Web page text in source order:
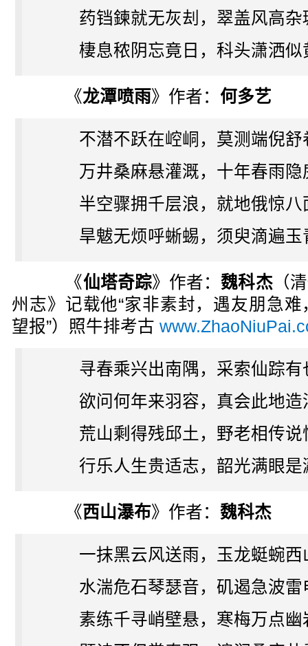
药铛鍊就无灰刦，翠盖风高杂
棲息秾阴忘竟日，科头潇洒似
《龙潭喷雨》作者： 何多艺
不潜不跃在崆峒，莫测端倪舒
万井桑麻悬灌溉，十年春雨隐
半空骤拥千层浪，就地俄惊八
旱魃无烦呼蜥蜴，须臾滴遍玉
《仙塔奇踪》作者：魏科杰（
州志》记载他“家非素封，遇友朋急
望报”）照牛排考古
寻春乘兴出南隅，采索仙踪有
欲问何年来羽容，真会此地造
荒山剩得残邱土，野老相传说
行乐人生贵适志，韶光满眼是
《西山瀑布》作者：魏科杰
一抹黑云风送雨，玉龙蜓蜿西
水湍危石琴瑟音，矶遏急波雷
素练千寻峭壁悬，寒梅万点幽